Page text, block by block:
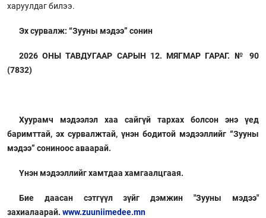
харуулдаг билээ.
Эх сурвалж: “Зууны мэдээ” сонин
2026 ОНЫ ТАВДУГААР САРЫН 12. МЯГМАР ГАРАГ. № 90
(7832)
Хуурамч мэдээлэл хаа сайгүй тархах болсон энэ үед
баримттай, эх сурвалжтай, үнэн бодитой мэдээллийг “Зууны
мэдээ” сониноос аваарай.
Үнэн мэдээллийг хамтдаа хамгаалцгаая.
Бие даасан сэтгүүл зүйг дэмжин "Зууны мэдээ"
захиалаарай. www.zuuniimedee.mn